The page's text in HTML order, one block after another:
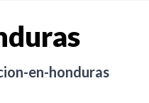
en-honduras